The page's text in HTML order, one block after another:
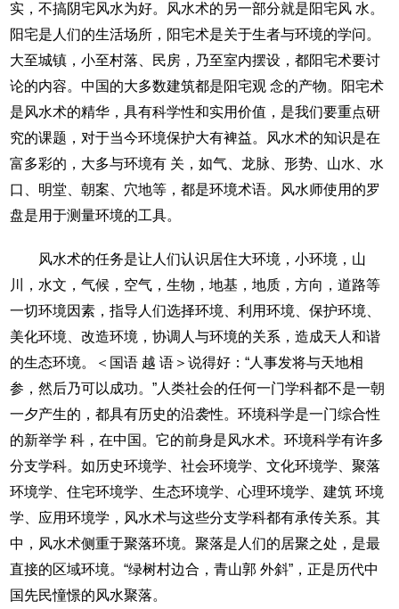
实，不搞阴宅风水为好。风水术的另一部分就是阳宅风 水。
阳宅是人们的生活场所，阳宅术是关于生者与环境的学问。
大至城镇，小至村落、民房，乃至室内摆设，都阳宅术要讨
论的内容。中国的大多数建筑都是阳宅观 念的产物。阳宅术
是风水术的精华，具有科学性和实用价值，是我们要重点研
究的课题，对于当今环境保护大有裨益。风水术的知识是在
富多彩的，大多与环境有 关，如气、龙脉、形势、山水、水
口、明堂、朝案、穴地等，都是环境术语。风水师使用的罗
盘是用于测量环境的工具。
风水术的任务是让人们认识居住大环境，小环境，山
川，水文，气候，空气，生物，地基，地质，方向，道路等
一切环境因素，指导人们选择环境、利用环境、保护环境、
美化环境、改造环境，协调人与环境的关系，造成天人和谐
的生态环境。＜国语 越 语＞说得好：“人事发将与天地相
参，然后乃可以成功。”人类社会的任何一门学科都不是一朝
一夕产生的，都具有历史的沿袭性。环境科学是一门综合性
的新举学 科，在中国。它的前身是风水术。环境科学有许多
分支学科。如历史环境学、社会环境学、文化环境学、聚落
环境学、住宅环境学、生态环境学、心理环境学、建筑 环境
学、应用环境学，风水术与这些分支学科都有承传关系。其
中，风水术侧重于聚落环境。聚落是人们的居聚之处，是最
直接的区域环境。“绿树村边合，青山郭 外斜”，正是历代中
国先民憧憬的风水聚落。